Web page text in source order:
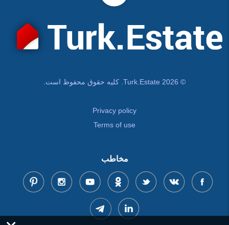
© Turk.Estate 2026. کلیه حقوق محفوظ است.
Privacy policy
Terms of use
مخاطب